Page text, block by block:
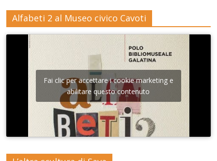
Alfabeti 2 al Museo civico Cavoti
Fai clic per accettare i cookie marketing e
abilitare questo contenuto